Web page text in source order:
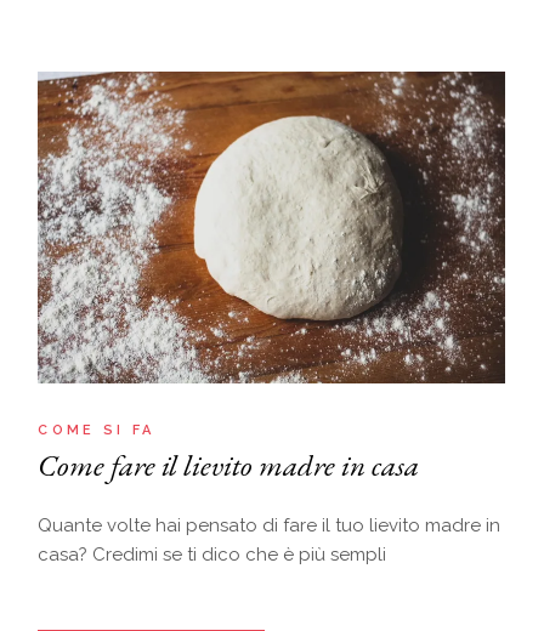
COME SI FA
Come fare il lievito madre in casa
Quante volte hai pensato di fare il tuo lievito madre in
casa? Credimi se ti dico che è più sempli